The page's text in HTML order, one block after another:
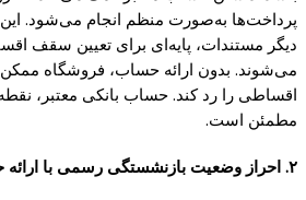
پرداخت‌ها به‌صورت منظم انجام می‌شود. این
دیگر مستندات، پایه‌ای برای تعیین سقف
می‌شوند. بدون ارائه حساب، فروشگاه
اقساطی را رد کند. حساب بانکی معتبر،
مطمئن است.
۲. احراز وضعیت بازنشستگی رسمی با ارائه حکم یا کارت بازنشستگی